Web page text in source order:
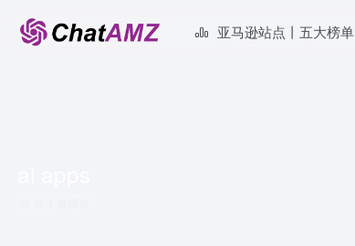
亚马逊站点丨五大榜单